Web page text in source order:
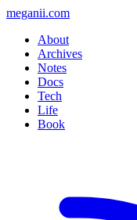
meganii.com
About
Archives
Notes
Docs
Tech
Life
Book